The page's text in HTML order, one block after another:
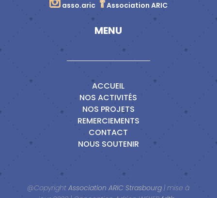
asso.aric Association ARIC
MENU
ACCUEIL
NOS ACTIVITÉS
NOS PROJETS
REMERCIEMENTS
CONTACT
NOUS SOUTENIR
@CopyrightAssociation ARIC Strasbourg | mise à